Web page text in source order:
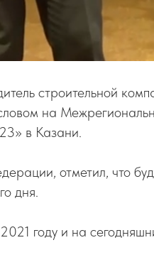
строительной
на
в Казани.
отметил, что
дня.
году и на